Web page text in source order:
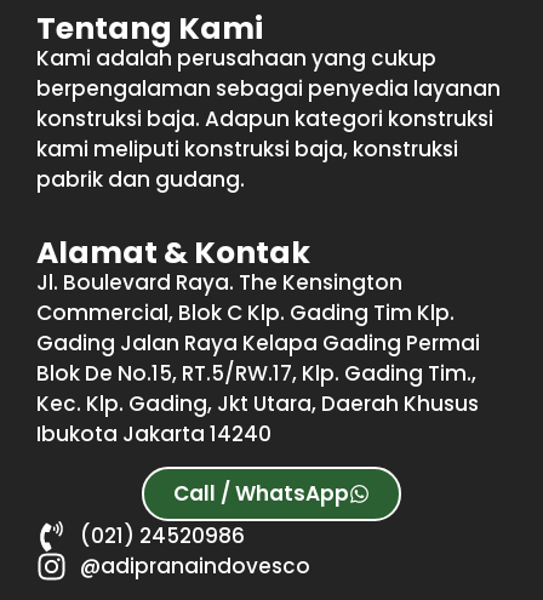
Tentang Kami
Kami adalah perusahaan yang cukup
berpengalaman sebagai penyedia layanan
konstruksi baja. Adapun kategori konstruksi
kami meliputi konstruksi baja, konstruksi
pabrik dan gudang.
Alamat & Kontak
Jl. Boulevard Raya. The Kensington
Commercial, Blok C Klp. Gading Tim Klp.
Gading Jalan Raya Kelapa Gading Permai
Blok De No.15, RT.5/RW.17, Klp. Gading Tim.,
Kec. Klp. Gading, Jkt Utara, Daerah Khusus
Ibukota Jakarta 14240
Call / WhatsApp
(021) 24520986
@adipranaindovesco